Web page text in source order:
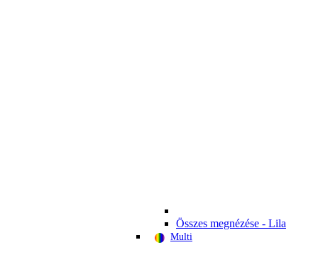
Összes megnézése - Lila
Multi